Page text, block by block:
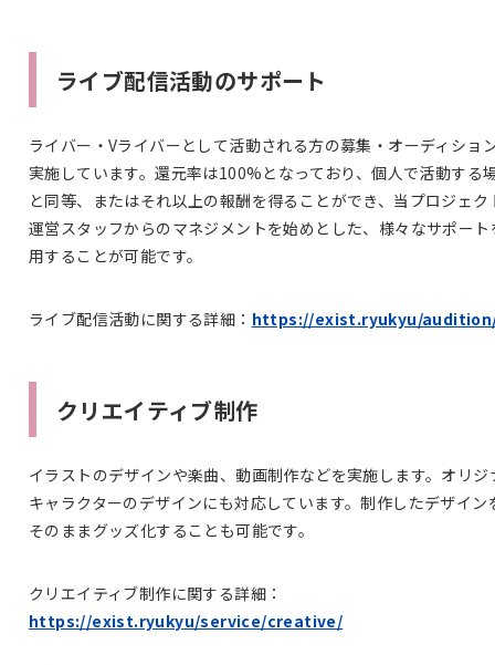
ライブ配信活動のサポート
ライバー・Vライバーとして活動される方の募集・オーディショ
実施しています。還元率は100%となっており、個人で活動する
と同等、またはそれ以上の報酬を得ることができ、当プロジェク
運営スタッフからのマネジメントを始めとした、様々なサポート
用することが可能です。
ライブ配信活動に関する詳細： https://exist.ryukyu/
クリエイティブ制作
イラストのデザインや楽曲、動画制作などを実施します。オリジ
キャラクターのデザインにも対応しています。制作したデザイン
そのままグッズ化することも可能です。
クリエイティブ制作に関する詳細：
https://exist.ryukyu/service/creative/